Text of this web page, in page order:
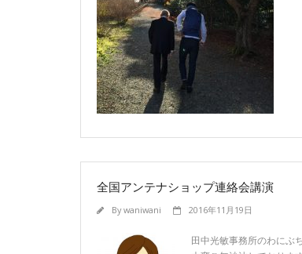
全国アンテナショップ連絡会講演
Bywaniwani 2016年11月19日
田中光敏事務所のわにぶ